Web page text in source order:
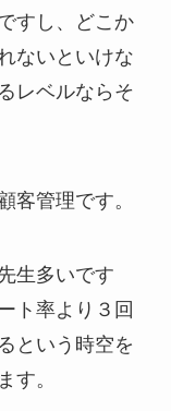
すし、どこか
ないといけな
レベルならそ
客管理です。
生多いです
ト率より３回
という時空を
す。